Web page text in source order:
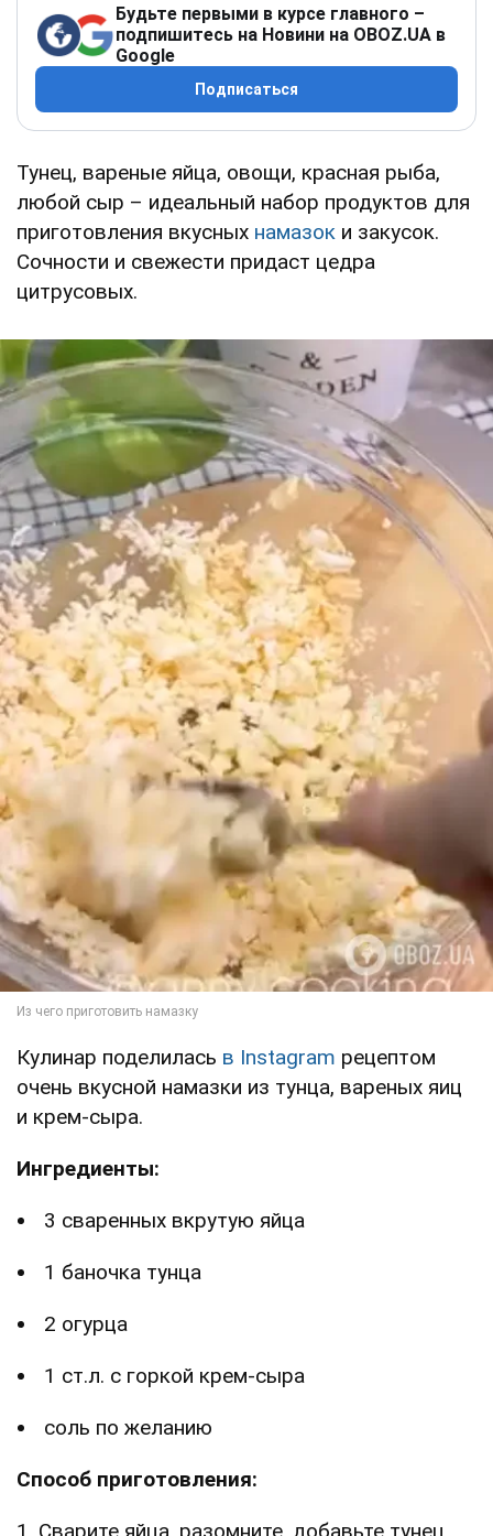
Будьте первыми в курсе главного –
подпишитесь на Новини на OBOZ.UA в
Google
Подписаться
Тунец, вареные яйца, овощи, красная рыба,
любой сыр – идеальный набор продуктов для
приготовления вкусных намазок и закусок.
Сочности и свежести придаст цедра
цитрусовых.
Кулинар поделилась в Instagram рецептом
очень вкусной намазки из тунца, вареных яиц
и крем-сыра.
Ингредиенты:
3 сваренных вкрутую яйца
1 баночка тунца
2 огурца
1 ст.л. с горкой крем-сыра
соль по желанию
Способ приготовления:
1. Сварите яйца, разомните, добавьте тунец,